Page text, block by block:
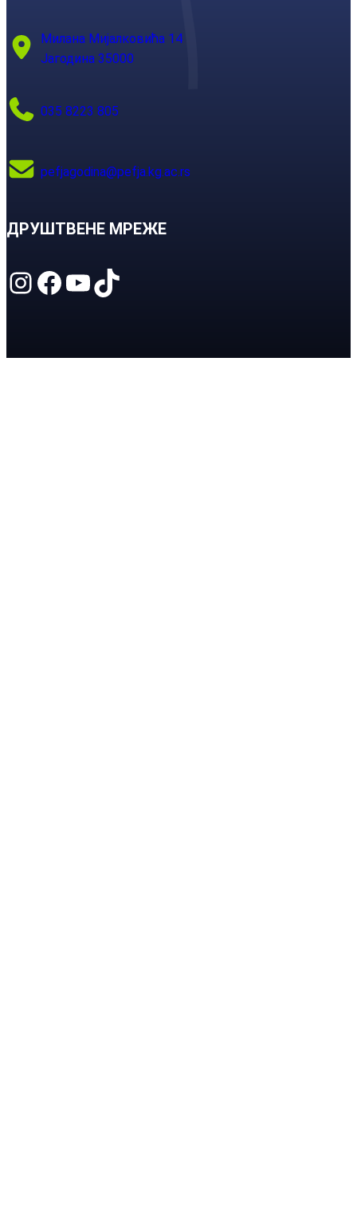
Милана Мијалковића 14
Јагодина 35000
035 8223 805
pefjagodina@pefja.kg.ac.rs
ДРУШТВЕНЕ МРЕЖЕ
Instagram Facebook YouTube TikTok